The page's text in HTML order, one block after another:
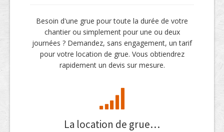
Besoin d'une grue pour toute la durée de votre
chantier ou simplement pour une ou deux
journées ? Demandez, sans engagement, un tarif
pour votre location de grue. Vous obtiendrez
rapidement un devis sur mesure.
La location de grue…